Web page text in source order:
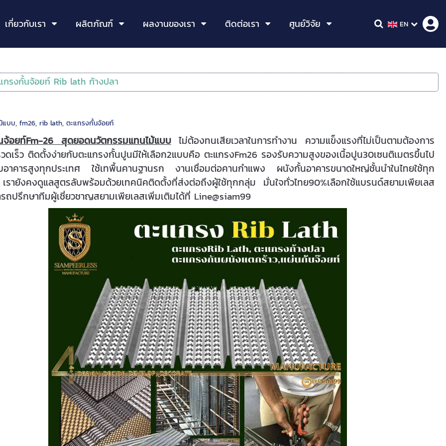
เกี่ยวกับเรา ผลิตภัณฑ์ ผลงานของเรา ติดต่อเรา ศูนย์วิจัย EN
กรงกั้นจ้อยท์ Rib lath ก้างปลา
แบบ, fm26, rib lath, ตะแกรงกั้นจ้อยท์
จ้อยท์Fm-26 สุดยอดนวัตกรรมแทนไม้แบบไม่ต้องทนเสียเวลาในการทำงาน ความแข็งแรงที่ไม่เป็นตามต้องการ
ดเร็ว ติดตั้งง่ายกับตะแกรงกั้นปูนมีให้เลือก2แบบคือ ตะแกรงFm26 รองรับความสูงของเนื้อปูน30เซนติเมตรขึ้นไป
อาคารสูงทุกประเทศ ใช้เทพื้นคานฐานรก งานเชื่อมต่อคานกำแพง ผนังกั้นอาคารขนาดใหญ่ชั้นนำในไทยใช้ทุก
รายังคงดูแลสูตรลับพร้อมด้วยเทคนิคติดตั้งที่ส่งต่อถึงผู้ใช้ทุกกลุ่ม มั่นใจทั่วไทย90%เลือกใช้แบรนด์สยามเพียเลส
ถปรึกษาทีมผู้เชี่ยวชาญสยามเพียเลสเพิ่มเติมได้ที่ Line@siam99